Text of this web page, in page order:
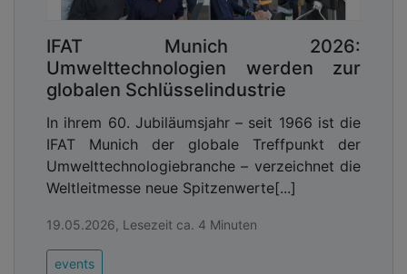
IFAT Munich 2026:
Umwelttechnologien werden zur
globalen Schlüsselindustrie
In ihrem 60. Jubiläumsjahr – seit 1966 ist die
IFAT Munich der globale Treffpunkt der
Umwelttechnologiebranche – verzeichnet die
Weltleitmesse neue Spitzenwerte[...]
19.05.2026, Lesezeit ca. 4 Minuten
events